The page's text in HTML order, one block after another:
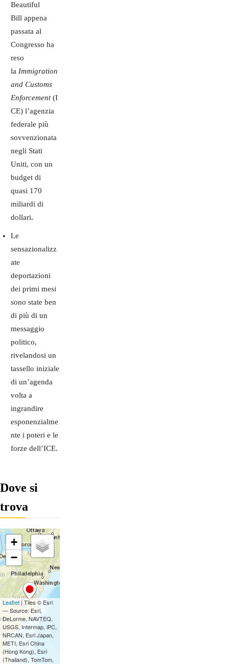
Beautiful
Bill appena
passata al
Congresso ha
reso
la Immigration
and Customs
Enforcement(I
CE) l’agenzia
federale più
sovvenzionata
negli Stati
Uniti, con un
budget di
quasi 170
miliardi di
dollari.
Le
sensazionalizz
ate
deportazioni
dei primi mesi
sono state ben
di più di un
messaggio
politico,
rivelandosi un
tassello iniziale
di un’agenda
volta a
ingrandire
esponenzialme
nte i poteri e le
forze dell’ICE.
Dove si
trova